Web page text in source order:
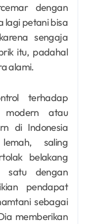
dengan
lagi petani bisa
sengaja
itu, padahal
alami.
terhadap
modern atau
di Indonesia
saling
belakang
satu dengan
pendapat
sebagai
memberikan